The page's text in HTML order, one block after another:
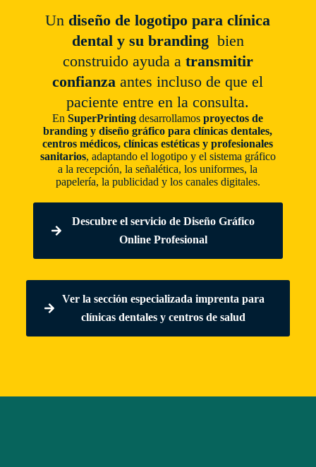
Un diseño de logotipo para clínica
dental y su branding bien
construido ayuda a transmitir
confianza antes incluso de que el
paciente entre en la consulta.
EnSuperPrinting desarrollamosproyectos de
branding y diseño gráfico para clínicas dentales,
centros médicos, clínicas estéticas y profesionales
sanitarios, adaptando el logotipo y el sistema gráfico
a la recepción, la señalética, los uniformes, la
papelería, la publicidad y los canales digitales.
Descubre el servicio de Diseño Gráfico
Online Profesional
Ver la sección especializada imprenta para
clínicas dentales y centros de salud